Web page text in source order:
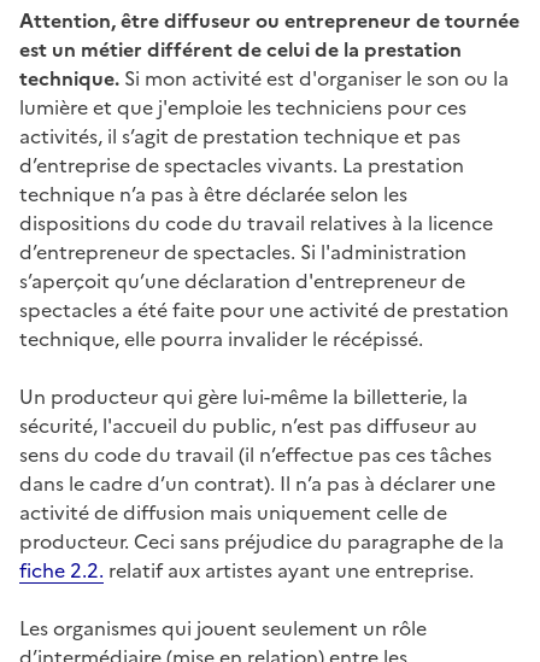
Attention, être diffuseur ou entrepreneur de tournée
est un métier différent de celui de la prestation
technique. Si mon activité est d'organiser le son ou la
lumière et que j'emploie les techniciens pour ces
activités, il s’agit de prestation technique et pas
d’entreprise de spectacles vivants. La prestation
technique n’a pas à être déclarée selon les
dispositions du code du travail relatives à la licence
d’entrepreneur de spectacles. Si l'administration
s’aperçoit qu’une déclaration d'entrepreneur de
spectacles a été faite pour une activité de prestation
technique, elle pourra invalider le récépissé.
Un producteur qui gère lui-même la billetterie, la
sécurité, l'accueil du public, n’est pas diffuseur au
sens du code du travail (il n’effectue pas ces tâches
dans le cadre d’un contrat). Il n’a pas à déclarer une
activité de diffusion mais uniquement celle de
producteur. Ceci sans préjudice du paragraphe de la
fiche 2.2. relatif aux artistes ayant une entreprise.
Les organismes qui jouent seulement un rôle